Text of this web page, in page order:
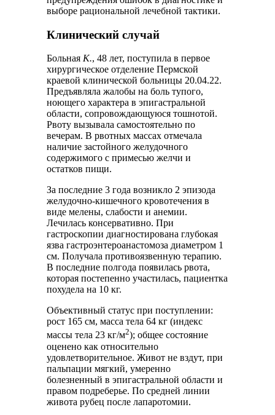
выборе рациональной лечебной тактики.
Клинический случай
Больная К., 48 лет, поступила в первое
хирургическое отделение Пермской
краевой клинической больницы 20.04.22.
Предъявляла жалобы на боль тупого,
ноющего характера в эпигастральной
области, сопровождающуюся тошнотой.
Рвоту вызывала самостоятельно по
вечерам. В рвотных массах отмечала
наличие застойного желудочного
содержимого с примесью желчи и
остатков пищи.
За последние 3 года возникло 2 эпизода
желудочно-кишечного кровотечения в
виде мелены, слабости и анемии.
Лечилась консервативно. При
гастроскопии диагностирована глубокая
язва гастроэнтероанастомоза диаметром 1
см. Получала противоязвенную терапию.
В последние полгода появилась рвота,
которая постепенно участилась, пациентка
похудела на 10 кг.
Объективный статус при поступлении:
рост 165 см, масса тела 64 кг (индекс
массы тела 23 кг/м2); общее состояние
оценено как относительно
удовлетворительное. Живот не вздут, при
пальпации мягкий, умеренно
болезненный в эпигастральной области и
правом подреберье. По средней линии
живота рубец после лапаротомии.